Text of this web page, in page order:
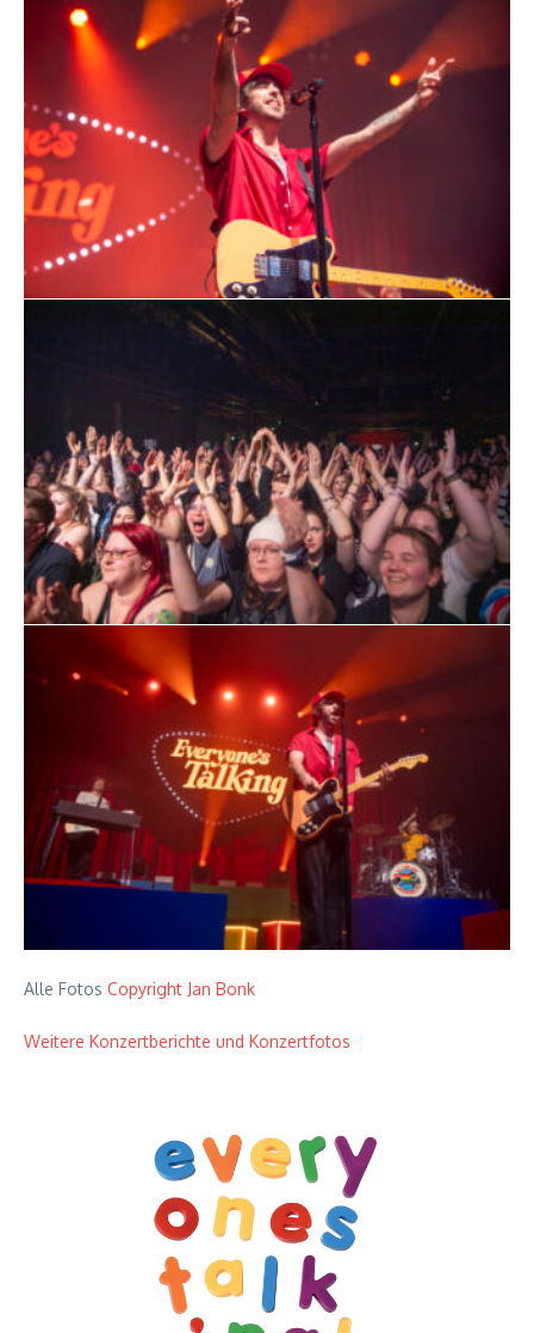
Alle Fotos Copyright Jan Bonk
Weitere Konzertberichte und Konzertfotos